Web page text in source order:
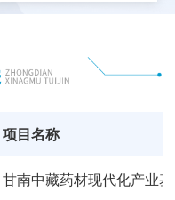
项目名称